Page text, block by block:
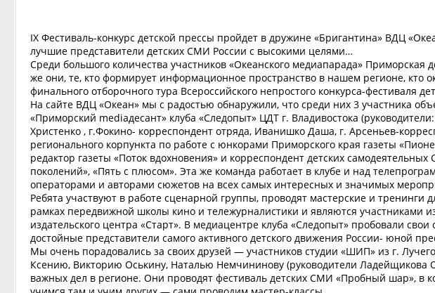
IX Фестиваль-конкурс детской прессы пройдет в дружине «Бригантина» ВДЦ
лучшие представители детских СМИ России с высокими целями…
Среди большого количества участников «Океанского медиапарада» Приморская
же они, те, кто формирует информационное пространство в нашем регионе, кто
финального отборочного тура Всероссийского непростого конкурса-фестиваля
На сайте ВДЦ «Океан» мы с радостью обнаружили, что среди них 3 участника
«Приморский mediaдесант» клуба «Следопыт» ЦДТ г. Владивостока
Христенко , г.Фокино- корреспондент отряда, Иванишко Даша, г. Арсеньев-
регионального корпункта по работе с юнкорами Приморского края газеты
редактор газеты «Поток вдохновения» и корреспондент детских
поколений», «Пять с плюсом». Эта же команда работает в клубе и над
операторами и авторами сюжетов на всех самых интересных и значимых
Ребята участвуют в работе сценарной группы, проводят мастерские и тренинги
рамках передвижной школы кино и тележурналистики и являются участниками
издательского центра «Старт». В медиацентре клуба «Следопыт» пробовали
достойные представители самого активного детского движения России- юной
Мы очень порадовались за своих друзей — участников студии «ШИП» из г.
Ксению, Викторию Оськину, Наталью Немчининову (руководители
важных дел в регионе. Они проводят фестиваль детских СМИ «Пробный шар», в